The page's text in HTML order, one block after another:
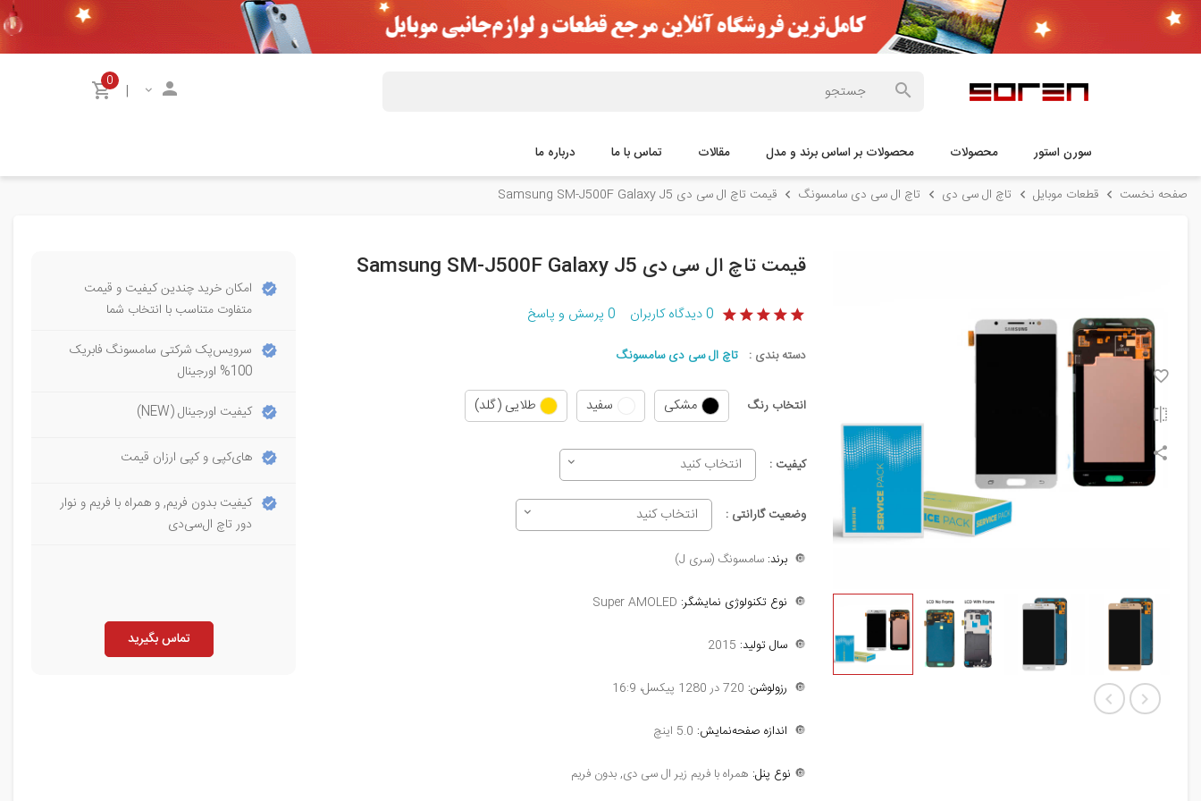
|
0
سورن استور محصولات محصولات بر اساس برند و مدل مقالات تماس با ما درباره ما
صفحه نخست قطعات موبایل تاچ ال سی دی تاچ ال سی دی سامسونگ قیمت تاچ ال سی دی Samsung SM-J500F Galaxy J5
قیمت تاچ ال سی دی Samsung SM-J500F Galaxy J5
0دیدگاه کاربران 0 پرسش و پاسخ
دسته بندی : تاچ ال سی دی سامسونگ
انتخاب رنگ مشکی سفید طلایی (گلد)
کیفیت : انتخاب کنید
وضعیت گارانتی : انتخاب کنید
🔘برند: سامسونگ (سری J)
🔘 نوع تکنولوژی نمایشگر:
🔘سال تولید:
🔘 رزولوشن:
🔘 اندازه صفحه‌نمایش:
🔘 نوع پنل: همراه با فریم زیر ال سی دی, بدون فریم
امکان خرید چندین کیفیت و قیمت
متفاوت متناسب با انتخاب شما
سرویس‌پک شرکتی سامسونگ فابریک
100% اورجینال
کیفیت اورجینال (NEW)
های‌کپی و کپی ارزان قیمت
کیفیت بدون فریم, و همراه با فریم و نوار
دور تاچ ال‌سی‌دی
تماس بگیرید